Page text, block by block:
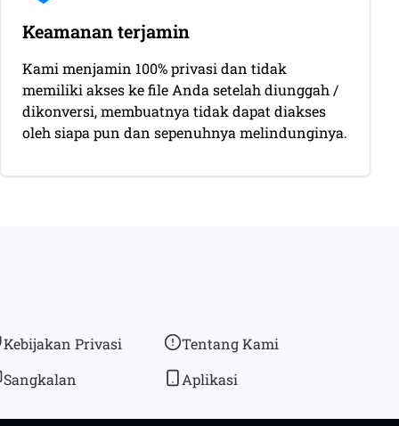
Keamanan terjamin
Kami menjamin 100% privasi dan tidak
memiliki akses ke file Anda setelah diunggah /
dikonversi, membuatnya tidak dapat diakses
oleh siapa pun dan sepenuhnya melindunginya.
Kebijakan Privasi
Sangkalan
Tentang Kami
Aplikasi